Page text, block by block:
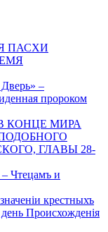
ПАСХИ
–
пророком
КОНЦЕ МИРА
ГЛАВЫ 28-
Чтецамъ и
крестныхъ
Происхожденія